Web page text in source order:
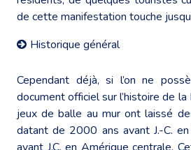
de cette manifestation touche
Historique général
Cependant déjà, si l’on ne
document officiel sur l’histoire de
jeux de balle au mur ont laissé
datant de 2000 ans avant J.-C.